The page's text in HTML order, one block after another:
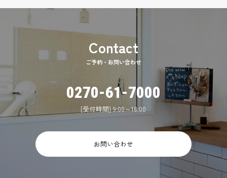
ご予約・お問い合わせ
0270-61-7000
[受付時間] 9:00～18:00
お問い合わせ